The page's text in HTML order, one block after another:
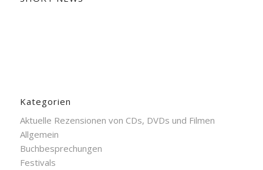
Kategorien
Aktuelle Rezensionen von CDs, DVDs und Filmen
Allgemein
Buchbesprechungen
Festivals